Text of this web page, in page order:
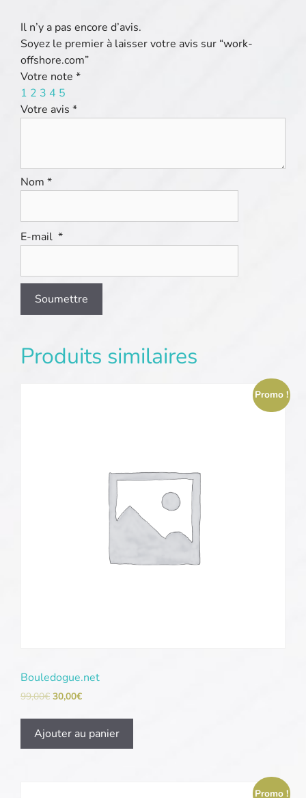
Il n’y a pas encore d’avis.
Soyez le premier à laisser votre avis sur “work-
offshore.com”
Votre note *
1 2 3 4 5
Votre avis *
Nom *
E-mail *
Produits similaires
Promo !
Bouledogue.net
99,00€ 30,00€
Ajouter au panier
Promo !